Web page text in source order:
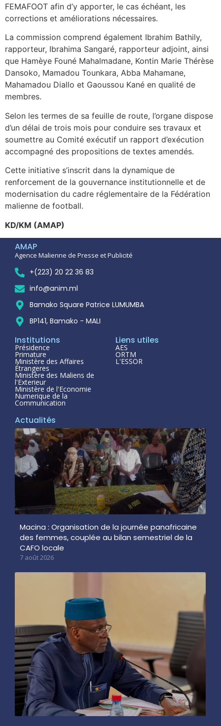
FEMAFOOT afin d’y apporter, le cas échéant, les
corrections et améliorations nécessaires.
La commission comprend également Ibrahim Bathily,
rapporteur, Ibrahima Sangaré, rapporteur adjoint, ainsi
que Hamèye Founé Mahalmadane, Kontin Marie Thérèse
Dansoko, Mamadou Tounkara, Abba Mahamane,
Mahamadou Diallo et Gaoussou Kané en qualité de
membres.
Selon les termes de sa feuille de route, l’organe dispose
d’un délai de trois mois pour conduire ses travaux et
soumettre au Comité exécutif un rapport d’exécution
accompagné des propositions de textes amendés.
Cette initiative s’inscrit dans la dynamique de
renforcement de la gouvernance institutionnelle et de
modernisation du cadre réglementaire de la Fédération
malienne de football.
KD/KM (AMAP)
AMAP
Agence Malienne de Presse et Publicité
+(223) 20 22 36 83
info@anim.ml
Bamako Square Patrice LUMUMBA
BP141, Bamako - MALI
Institutions
Présidence
Primature
Ministère des Affaires
Étrangeres
Ministère des Maliens de
l'Exterieur
Ministère de l'Economie
Numerique de la
Communication
Liens utiles
AES
ORTM
L'ESSOR
Actualités
Macina : Organisation de la journée panafricaine
des femmes, couplée au bilan semestriel de la
CAFO locale
7 août 2026